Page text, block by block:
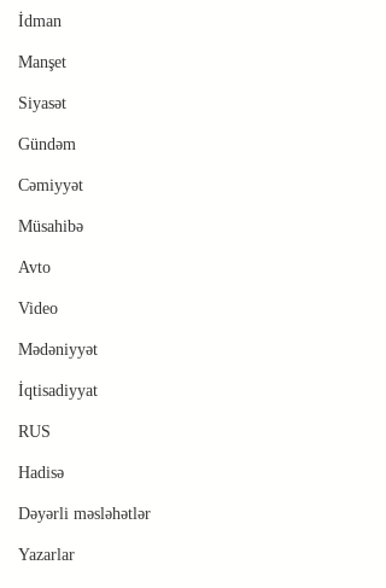
İdman
Manşet
Siyasət
Gündəm
Cəmiyyət
Müsahibə
Avto
Video
Mədəniyyət
İqtisadiyyat
RUS
Hadisə
Dəyərli məsləhətlər
Yazarlar